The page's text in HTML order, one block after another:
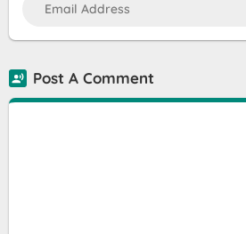
Post A Comment